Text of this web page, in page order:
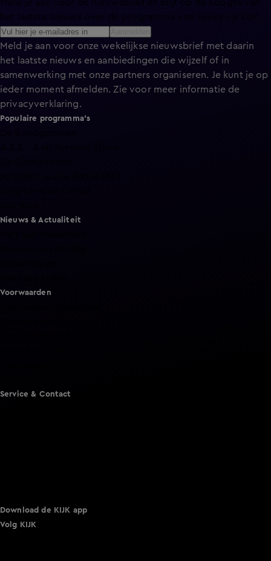
Meld je aan voor onze wekelijkse nieuwsbrief met daarin
het laatste nieuws en aanbiedingen die wijzelf of in
samenwerking met onze partners organiseren. Je kunt je op
ieder moment afmelden. Zie voor meer informatie de
privacyverklaring.
Populaire programma's
Nieuws & Actualiteit
Voorwaarden
Service & Contact
Download de KIJK app
Volg KIJK